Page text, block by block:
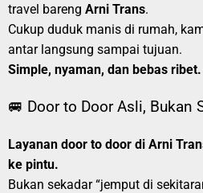
travel bareng Arni Trans.
Cukup duduk manis di rumah,
antar langsung sampai tujuan.
Simple, nyaman, dan bebas ribet.
🚐 Door to Door Asli, Bukan
Layanan door to door di Arni
ke pintu.
Bukan sekadar “jemput di